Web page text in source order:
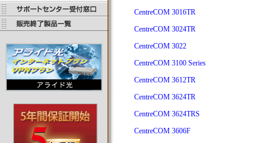
CentreCOM 3016TR
CentreCOM 3024TR
CentreCOM 3022
CentreCOM 3100 Series
CentreCOM 3612TR
CentreCOM 3624TR
CentreCOM 3624TRS
CentreCOM 3606F